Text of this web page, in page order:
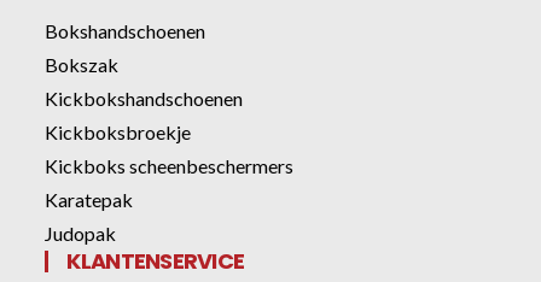
Bokshandschoenen
Bokszak
Kickbokshandschoenen
Kickboksbroekje
Kickboks scheenbeschermers
Karatepak
Judopak
KLANTENSERVICE